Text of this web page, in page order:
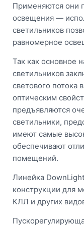
Применяются они
освещения —
светильников
равномерное
Так как основное
светильников
светового потока
оптическим
предъявляются
светильники,
имеют самые
обеспечивают
помещений.
Линейка
конструкции для
КЛЛ и других